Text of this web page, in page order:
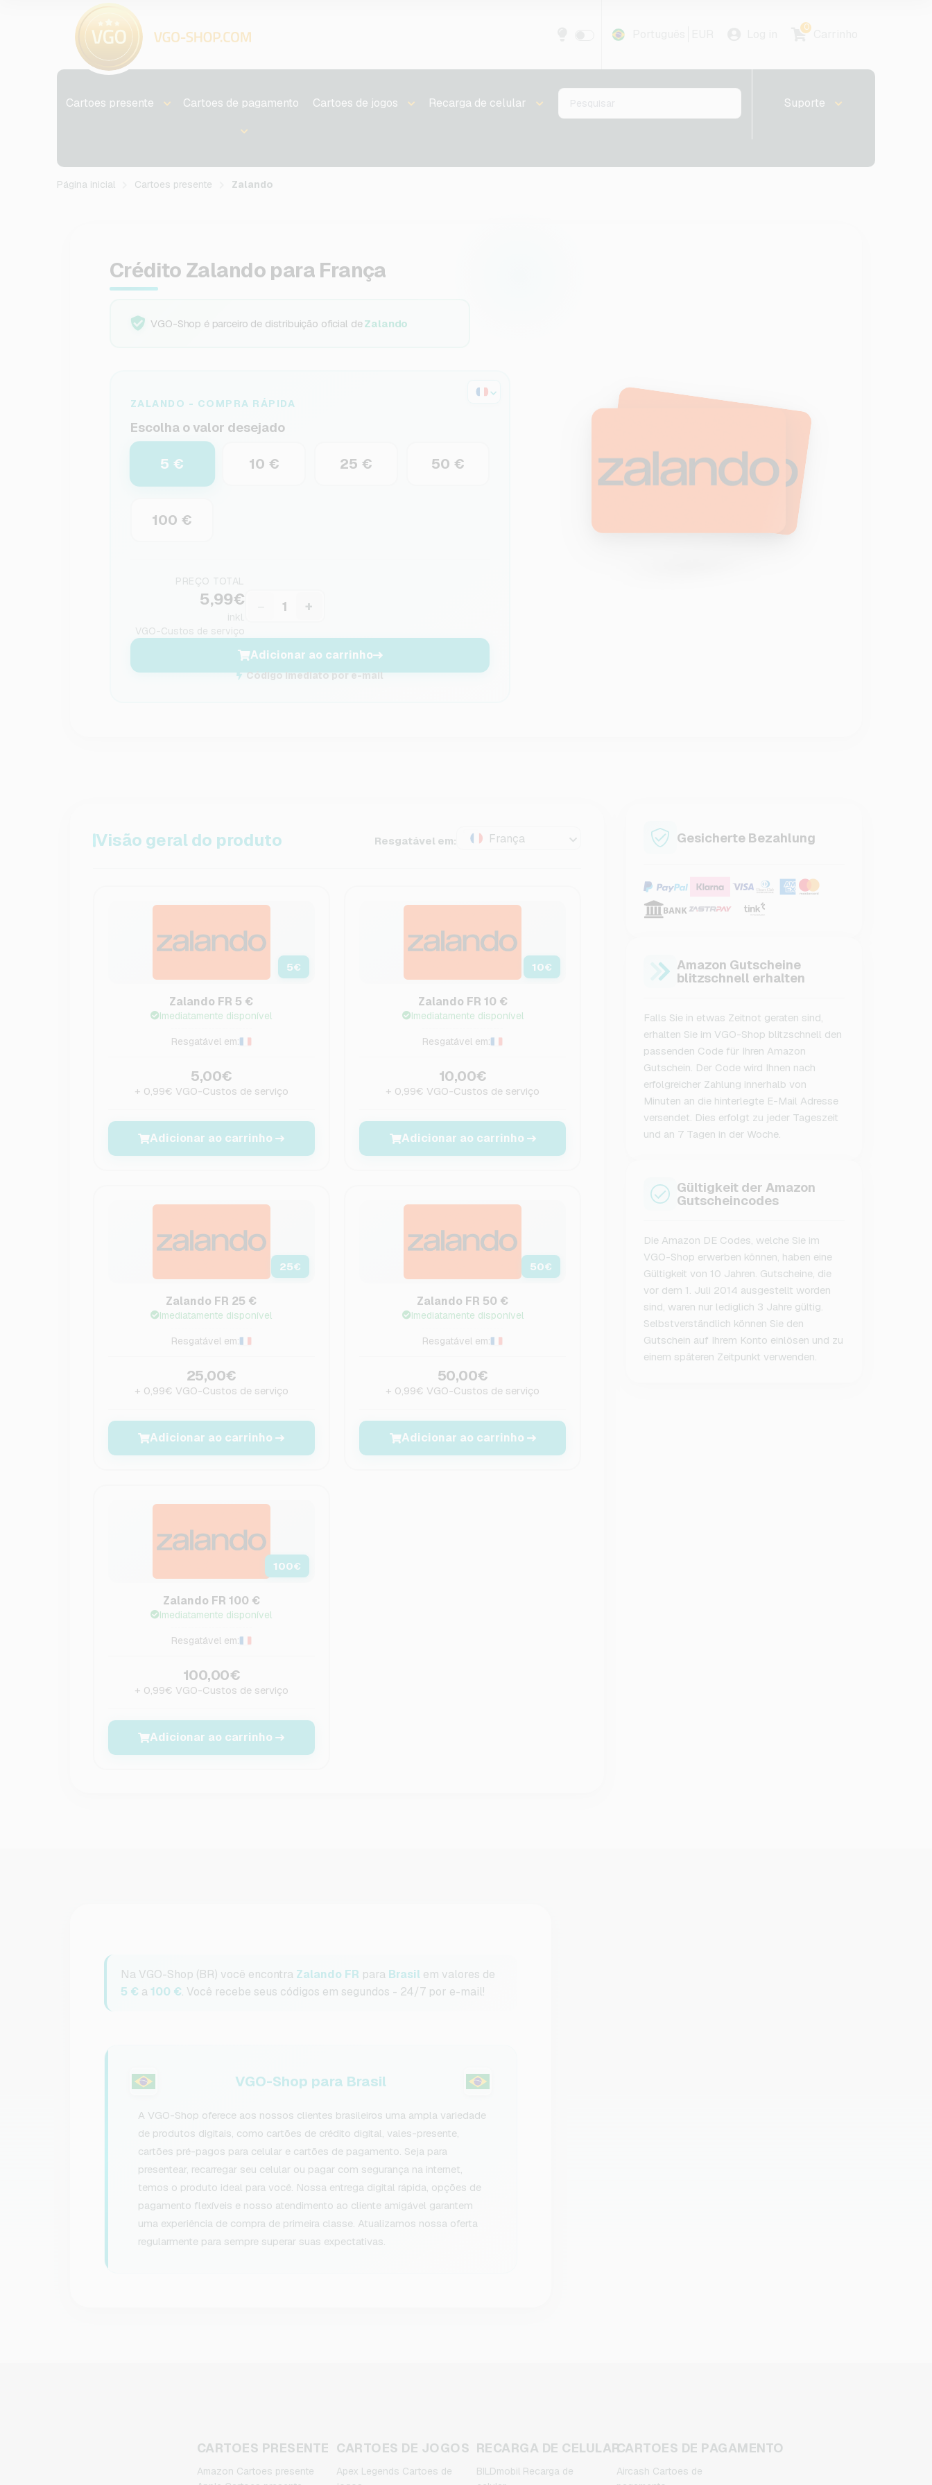
0
Cartoes presente Cartoes de pagamento Cartoes de jogos Recarga de celular Suporte
Página inicial Cartoes presente Zalando
Crédito Zalando para França
VGO-Shop é parceiro de distribuição oficial deZalando
ZALANDO - COMPRA RÁPIDA
Escolha o valor desejado
5 € 10 € 25 € 50 €
100 €
PREÇO TOTAL
5,99€
inkl.
VGO-Custos de serviço
+
Adicionar ao carrinho
Código imediato por e-mail
Visão geral do produto Resgatável em: França
5€
Zalando FR 5 €
Imediatamente disponível
Resgatável em:
5,00€
+ 0,99€ VGO-Custos de serviço
Adicionar ao carrinho
10€
Zalando FR 10 €
Imediatamente disponível
Resgatável em:
10,00€
+ 0,99€ VGO-Custos de serviço
Adicionar ao carrinho
25€
Zalando FR 25 €
Imediatamente disponível
Resgatável em:
25,00€
+ 0,99€ VGO-Custos de serviço
Adicionar ao carrinho
50€
Zalando FR 50 €
Imediatamente disponível
Resgatável em:
50,00€
+ 0,99€ VGO-Custos de serviço
Adicionar ao carrinho
100€
Zalando FR 100 €
Imediatamente disponível
Resgatável em:
100,00€
+ 0,99€ VGO-Custos de serviço
Adicionar ao carrinho
Gesicherte Bezahlung
Amazon Gutscheine
blitzschnell erhalten
Falls Sie in etwas Zeitnot geraten sind,
erhalten Sie im VGO-Shop blitzschnell den
passenden Code für Ihren Amazon
Gutschein. Der Code wird Ihnen nach
erfolgreicher Zahlung innerhalb von
Minuten an die hinterlegte E-Mail Adresse
versendet. Dies erfolgt zu jeder Tageszeit
und an 7 Tagen in der Woche.
Gültigkeit der Amazon
Gutscheincodes
Die Amazon DE Codes, welche Sie im
VGO-Shop erwerben können, haben eine
Gültigkeit von 10 Jahren. Gutscheine, die
vor dem 1. Juli 2014 ausgestellt worden
sind, waren nur lediglich 3 Jahre gültig.
Selbstverständlich können Sie den
Gutschein auf Ihrem Konto einlösen und zu
einem späteren Zeitpunkt verwenden.
Na VGO-Shop (BR) você encontra Zalando FR para Brasil em valores de
5 € a 100 €. Você recebe seus códigos em segundos - 24/7 por e-mail!
VGO-Shop para Brasil
A VGO-Shop oferece aos nossos clientes brasileiros uma ampla variedade
de produtos digitais, como cartões de crédito digital, vales-presente,
cartões pré-pagos para celular e cartões de pagamento. Seja para
presentear, recarregar seu celular ou pagar com segurança na internet,
temos o produto ideal para você. Nossa entrega digital rápida, opções de
pagamento flexíveis e nosso atendimento ao cliente amigável garantem
uma experiência de compra de primeira classe. Atualizamos nossa oferta
regularmente para sempre superar suas expectativas.
CARTOES PRESENTE
Amazon Cartoes presente
CARTOES DE JOGOS
Apex Legends Cartoes de
RECARGA DE CELULAR
BILDmobil Recarga de
CARTOES DE PAGAMENTO
Aircash Cartoes de